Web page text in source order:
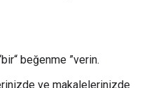
beğenme ”verin.
ve makalelerinizde